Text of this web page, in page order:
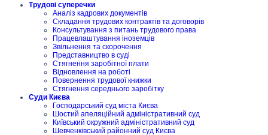
Трудові суперечки
Аналіз кадрових документів
Складання трудових контрактів та договорів
Консультування з питань трудового права
Працевлаштування іноземців
Звільнення та скорочення
Представництво в суді
Стягнення заробітної плати
Відновлення на роботі
Повернення трудової книжки
Стягнення середнього заробітку
Суди Києва
Господарський суд міста Києва
Шостий апеляційний адміністративний суд
Київський окружний адміністративний суд
Шевченківський районний суд Києва